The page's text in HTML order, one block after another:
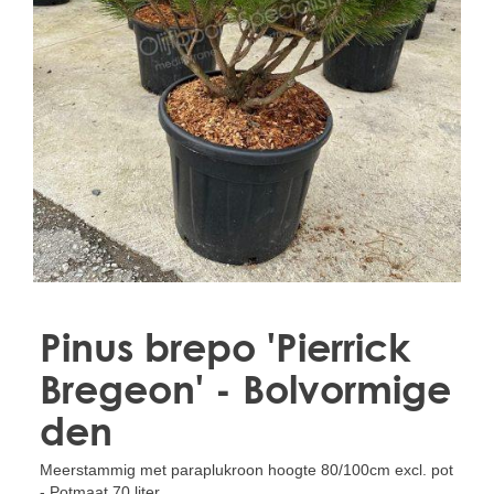
Treesafe
VORSTBESCHERMINGVOORBOMEN.NL
WINTERSCHUTZFUERBAEUME.DE
FROSTPROTECTIONFORTREES.CO.UK
Terracotta
TERRACOTTA.NL
TERRACOTTA.BE
TERRAKOTTA.DE
Pinus brepo 'Pierrick
Bregeon' - Bolvormige
den
Meerstammig met paraplukroon hoogte 80/100cm excl. pot